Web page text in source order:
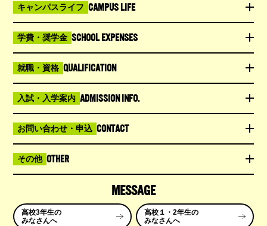
キャンパスライフ CAMPUS LIFE
学費・奨学金 SCHOOL EXPENSES
就職・資格 QUALIFICATION
入試・入学案内 ADMISSION INFO.
お問い合わせ・申込 CONTACT
その他 OTHER
MESSAGE
高校3年生の
みなさんへ
高校１・2年生の
みなさんへ